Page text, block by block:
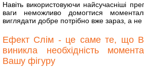
Навіть використовуючи найсучасніші
ваги неможливо домогтися
виглядати добре потрібно вже зараз, а не
Ефект Слім - це саме те, що
виникла необхідність
Вашу фігуру